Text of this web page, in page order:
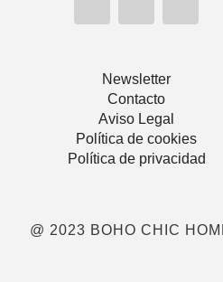
Newsletter
Contacto
Aviso Legal
Política de cookies
Política de privacidad
@ 2023 BOHO CHIC